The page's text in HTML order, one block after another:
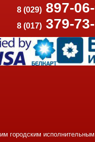
8 (029)897-
8 (017) 379-
городским